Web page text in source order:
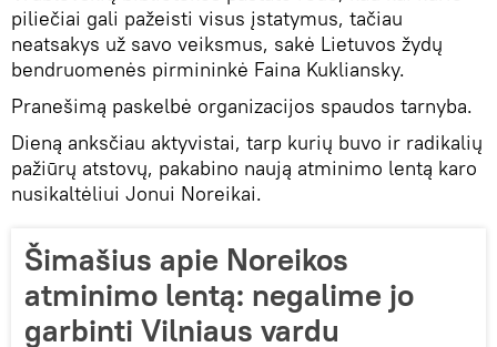
piliečiai gali pažeisti visus įstatymus, tačiau
neatsakys už savo veiksmus, sakė Lietuvos žydų
bendruomenės pirmininkė Faina Kukliansky.
Pranešimą paskelbė organizacijos spaudos tarnyba.
Dieną anksčiau aktyvistai, tarp kurių buvo ir radikalių
pažiūrų atstovų, pakabino naują atminimo lentą karo
nusikaltėliui Jonui Noreikai.
Šimašius apie Noreikos
atminimo lentą: negalime jo
garbinti Vilniaus vardu